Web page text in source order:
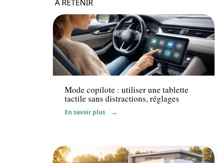
À RETENIR
Actu
Mode copilote : utiliser une tablette
tactile sans distractions, réglages
En savoir plus